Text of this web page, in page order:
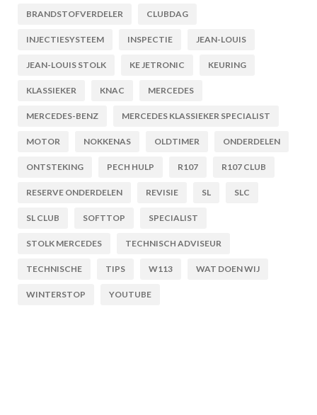
BRANDSTOFVERDELER CLUBDAG
INJECTIESYSTEEM INSPECTIE JEAN-LOUIS
JEAN-LOUIS STOLK KE JETRONIC KEURING
KLASSIEKER KNAC MERCEDES
MERCEDES-BENZ MERCEDES KLASSIEKER SPECIALIST
MOTOR NOKKENAS OLDTIMER ONDERDELEN
ONTSTEKING PECH HULP R107 R107 CLUB
RESERVE ONDERDELEN REVISIE SL SLC
SL CLUB SOFTTOP SPECIALIST
STOLK MERCEDES TECHNISCH ADVISEUR
TECHNISCHE TIPS W113 WAT DOEN WIJ
WINTERSTOP YOUTUBE